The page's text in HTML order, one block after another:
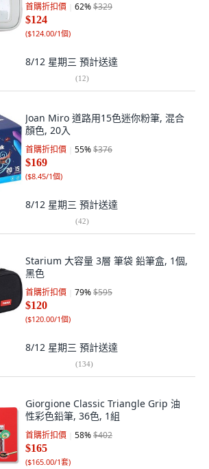
首購折扣價 62%$329
$124
($124.00/1個)
8/12 星期三 預計送達
(12)
Joan Miro 道路用15色迷你粉筆, 混合
顏色, 20入
首購折扣價 55%$376
$169
($8.45/1個)
8/12 星期三 預計送達
(42)
Starium 大容量 3層 筆袋 鉛筆盒, 1個,
黑色
首購折扣價 79%$595
$120
($120.00/1個)
8/12 星期三 預計送達
(134)
Giorgione Classic Triangle Grip 油
性彩色鉛筆, 36色, 1組
首購折扣價 58%$402
$165
($165.00/1套)